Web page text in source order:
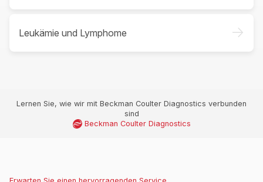
Leukämie und Lymphome ->
Lernen Sie, wie wir mit Beckman Coulter Diagnostics verbunden
sind
Beckman Coulter Diagnostics